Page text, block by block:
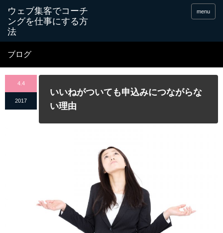
menu
ブログ
4.4
2017
いいねがついても申込みにつながらな
い理由